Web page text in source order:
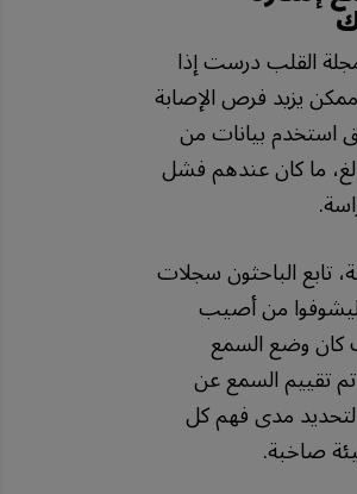
القلب درست إذا
يزيد فرص الإصابة
استخدم بيانات من
بالغ، ما كان عندهم فشل
١٢ سنة، تابع الباحثون سجلات
من أصيب
وضع السمع
تقييم السمع عن
مدى فهم كل
صاخبة.